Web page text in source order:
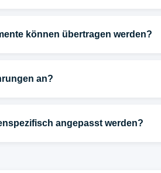
können übertragen werden?
an?
angepasst werden?